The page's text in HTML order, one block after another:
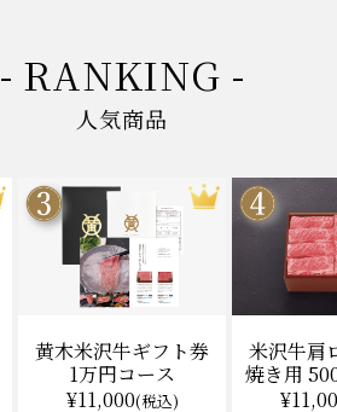
- RANKING -
人気商品
黄木米沢牛ギフト券
1万円コース
¥11,000(税込)
米沢牛肩
焼き用
（冷凍